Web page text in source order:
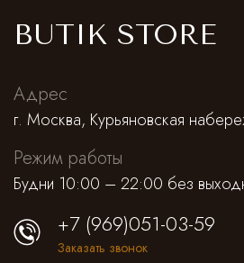
BUTIK STORE
Адрес
г. Москва, Курьяновская
Режим работы
Будни 10:00 – 22:00 без
+7 (969)051-03-59
Заказать звонок